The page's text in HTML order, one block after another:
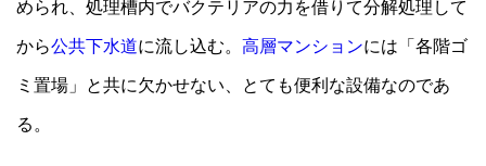
められ、処理槽内でバクテリアの力を借りて分解処理して
から公共下水道に流し込む。高層マンションには「各階ゴ
ミ置場」と共に欠かせない、とても便利な設備なのであ
る。